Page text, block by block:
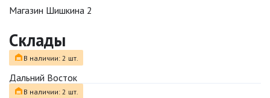
Магазин Шишкина 2
Склады
В наличии: 2 шт.
Дальний Восток
В наличии: 2 шт.